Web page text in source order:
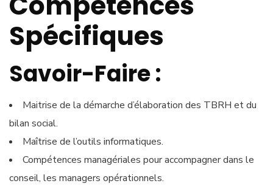
Spécifiques
Savoir-Faire :
Maitrise de la démarche d’élaboration des TBRH et du
bilan social.
Maîtrise de l’outils informatiques.
Compétences managériales pour accompagner dans le
conseil, les managers opérationnels.